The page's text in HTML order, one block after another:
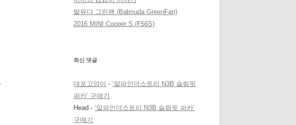
발뮤다 그린팬 (Balmuda GreenFan)
2016 MINI Cooper S (F56S)
최신 댓글
대포고양이 - ‘알파인더스트리 N3B 슬림핏
파카’ 구매기
Head - ‘알파인더스트리 N3B 슬림핏 파카’
구매기